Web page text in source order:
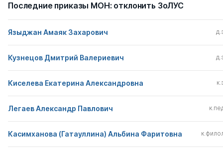
Последние приказы МОН: отклонить ЗоЛУС
Языджан Амаяк Захарович
Кузнецов Дмитрий Валериевич
Киселева Екатерина Александровна
Легаев Александр Павлович
Касимханова (Гатауллина) Альбина Фаритовна